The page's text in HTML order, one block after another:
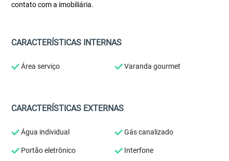
contato com a imobiliária.
CARACTERÍSTICAS INTERNAS
Área serviço Varanda gourmet
CARACTERÍSTICAS EXTERNAS
Água individual Gás canalizado
Portão eletrônico Interfone